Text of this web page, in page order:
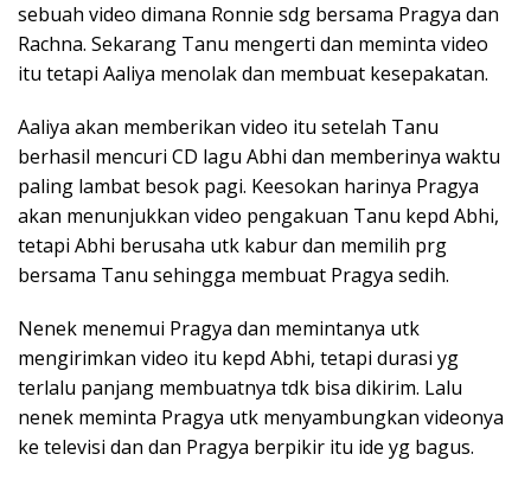
sebuah video dimana Ronnie sdg bersama Pragya dan
Rachna. Sekarang Tanu mengerti dan meminta video
itu tetapi Aaliya menolak dan membuat kesepakatan.
Aaliya akan memberikan video itu setelah Tanu
berhasil mencuri CD lagu Abhi dan memberinya waktu
paling lambat besok pagi. Keesokan harinya Pragya
akan menunjukkan video pengakuan Tanu kepd Abhi,
tetapi Abhi berusaha utk kabur dan memilih prg
bersama Tanu sehingga membuat Pragya sedih.
Nenek menemui Pragya dan memintanya utk
mengirimkan video itu kepd Abhi, tetapi durasi yg
terlalu panjang membuatnya tdk bisa dikirim. Lalu
nenek meminta Pragya utk menyambungkan videonya
ke televisi dan dan Pragya berpikir itu ide yg bagus.